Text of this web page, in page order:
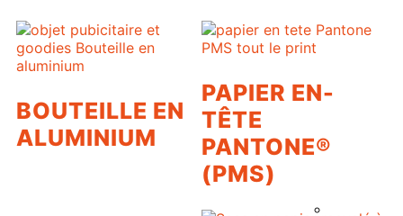
BOUTEILLE EN
ALUMINIUM
PAPIER EN-
TÊTE
PANTONE®
(PMS)